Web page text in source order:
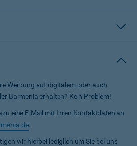
Werbung auf digitalem oder auch
Barmenia erhalten? Kein Problem!
eine E-Mail mit Ihren Kontaktdaten an
.
wir hierbei lediglich um Sie bei uns